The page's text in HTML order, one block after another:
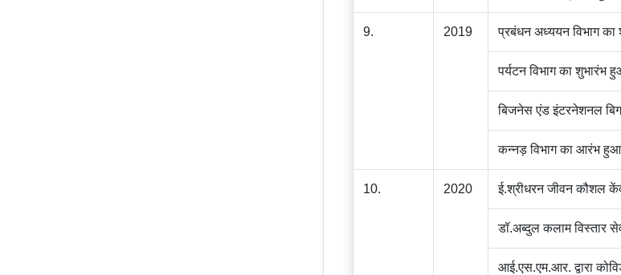
9. 2019 प्रबंधन अध्ययन विभाग
पर्यटन विभाग का शुभारंभ
बिजनेस एंड इंटरनेशनल
कन्नड़ विभाग का आरंभ हुआ
10. 2020 ई.श्रीधरन जीवन कौशल
डॉ.अब्दुल कलाम विस्तार
आई.एस.एम.आर. द्वारा